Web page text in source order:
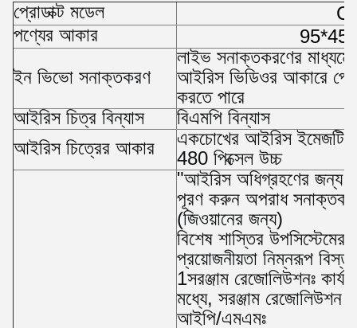
প্রোডাক্ট মডেল
পণ্যের আকার
ইন ভিভো সনাক্তকরণ
লাইভ সনাক্তকরণের
আইরিস ভিডিওর আকারে
করতে পারে
আইরিস চিত্র বিন্যাস
বিএমপি বিন্যাস
আইরিস চিত্রের আকার
একচোখের আইরিস ইমেজটি
480 পিক্সেল উচ্চ
"আইরিস অধিগ্রহণের জন্য
পূরণ করুন অপরাধ
(জিওয়ানের জন্য)
বিশেষ শাস্তির উপসিস্টেমের
প্রয়োজনীয়তা নিম্নরূপ
1সরঞ্জাম রেজোলিউশনঃ
মধ্যে, সরঞ্জাম রেজোলিউশন
আইপি/এমএমঃ